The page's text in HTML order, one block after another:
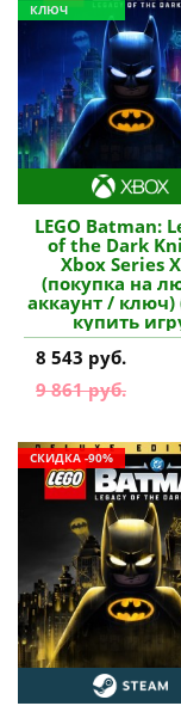
КЛЮЧ
LEGO Batman:
of the Dark
Xbox Series
(покупка на
аккаунт /
купить
8 543 руб.
9 861 руб.
СКИДКА -90%